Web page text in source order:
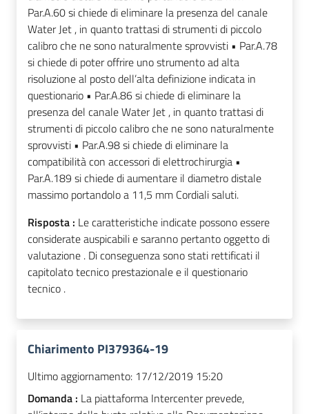
Par.A.60 si chiede di eliminare la presenza del canale
Water Jet , in quanto trattasi di strumenti di piccolo
calibro che ne sono naturalmente sprovvisti • Par.A.78
si chiede di poter offrire uno strumento ad alta
risoluzione al posto dell’alta definizione indicata in
questionario • Par.A.86 si chiede di eliminare la
presenza del canale Water Jet , in quanto trattasi di
strumenti di piccolo calibro che ne sono naturalmente
sprovvisti • Par.A.98 si chiede di eliminare la
compatibilità con accessori di elettrochirurgia •
Par.A.189 si chiede di aumentare il diametro distale
massimo portandolo a 11,5 mm Cordiali saluti.
Risposta : Le caratteristiche indicate possono essere
considerate auspicabili e saranno pertanto oggetto di
valutazione . Di conseguenza sono stati rettificati il
capitolato tecnico prestazionale e il questionario
tecnico .
Chiarimento PI379364-19
Ultimo aggiornamento: 17/12/2019 15:20
Domanda : La piattaforma Intercenter prevede,